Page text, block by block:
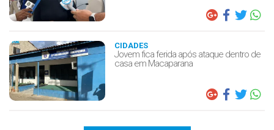
CIDADES
Jovem fica ferida após ataque dentro de
casa em Macaparana